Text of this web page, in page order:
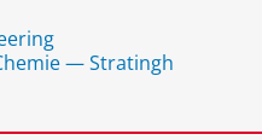
— Stratingh